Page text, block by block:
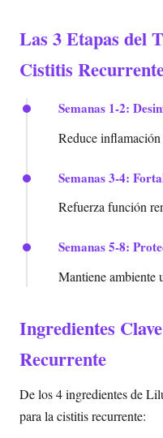
Las 3 Etapas del
Cistitis
Semanas 1-2:
Reduce
Semanas 3-4:
Refuerza función
Semanas 5-8:
Mantiene ambiente
Ingredientes
Recurrente
De los 4 ingredientes de
para la cistitis recurrente: